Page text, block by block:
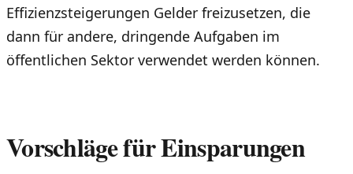
Effizienzsteigerungen Gelder freizusetzen, die
dann für andere, dringende Aufgaben im
öffentlichen Sektor verwendet werden können.
Vorschläge für Einsparungen